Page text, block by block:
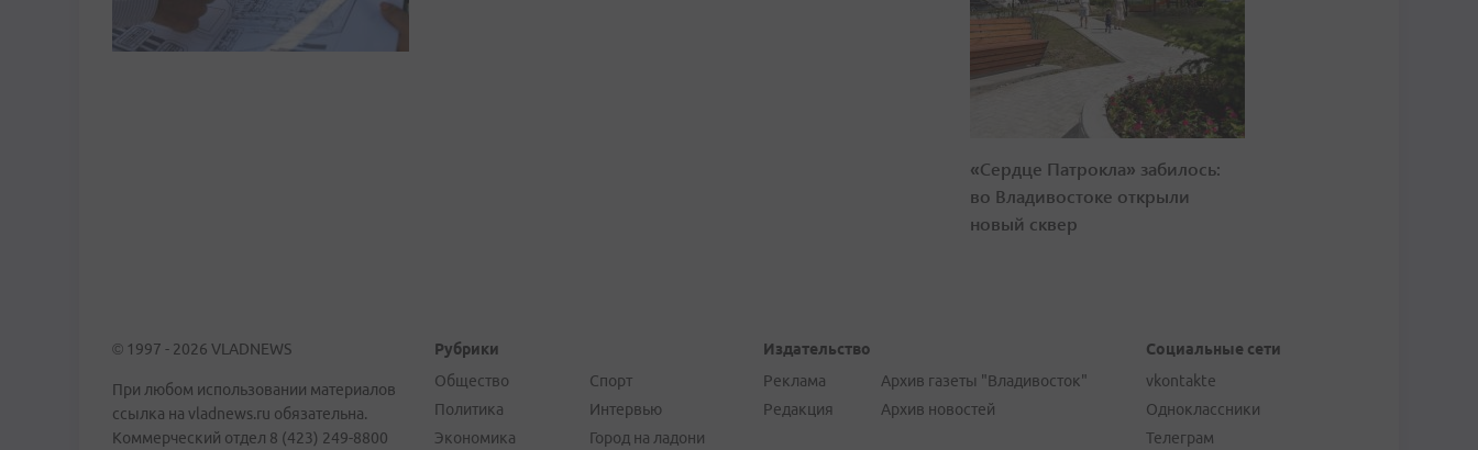
«Сердце Патрокла» забилось:
во Владивостоке открыли
новый сквер
© 1997 - 2026 VLADNEWS
При любом использовании материалов
ссылка на vladnews.ru обязательна.
Коммерческий отдел 8 (423) 249-8800
Рубрики
Общество
Политика
Экономика
Спорт
Интервью
Город на ладони
Издательство
Реклама
Редакция
Архив газеты "Владивосток"
Архив новостей
Социальные сети
vkontakte
Одноклассники
Телеграм